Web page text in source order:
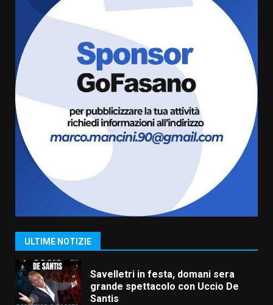
ULTIME NOTIZIE
7 Agosto 2026 06:00
Fasanese ferito a colpi di arma
da fuoco
6 Agosto 2026 18:13
Carta d’identità: continua il piano
di aperture straordinarie del
Comune di Fasano
6 Agosto 2026 14:16
1
La Banda Città di Fasano apre
ufficialmente la Festa di
Savelletri in festa, domani sera
grande spettacolo con Uccio De
Santis